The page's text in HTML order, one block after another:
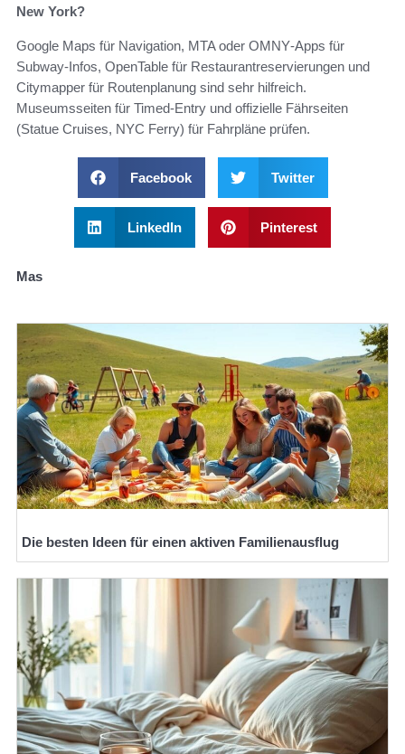
New York?
Google Maps für Navigation, MTA oder OMNY‑Apps für
Subway‑Infos, OpenTable für Restaurantreservierungen und
Citymapper für Routenplanung sind sehr hilfreich.
Museumsseiten für Timed‑Entry und offizielle Fährseiten
(Statue Cruises, NYC Ferry) für Fahrpläne prüfen.
Facebook Twitter
LinkedIn Pinterest
Mas
Die besten Ideen für einen aktiven Familienausflug